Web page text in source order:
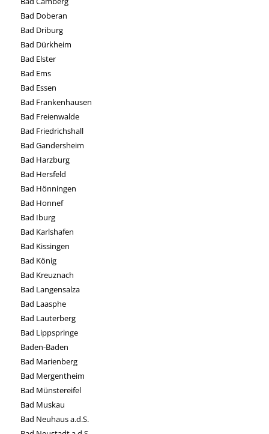
Bad Doberan
Bad Driburg
Bad Dürkheim
Bad Elster
Bad Ems
Bad Essen
Bad Frankenhausen
Bad Freienwalde
Bad Friedrichshall
Bad Gandersheim
Bad Harzburg
Bad Hersfeld
Bad Hönningen
Bad Honnef
Bad Iburg
Bad Karlshafen
Bad Kissingen
Bad König
Bad Kreuznach
Bad Langensalza
Bad Laasphe
Bad Lauterberg
Bad Lippspringe
Baden-Baden
Bad Marienberg
Bad Mergentheim
Bad Münstereifel
Bad Muskau
Bad Neuhaus a.d.S.